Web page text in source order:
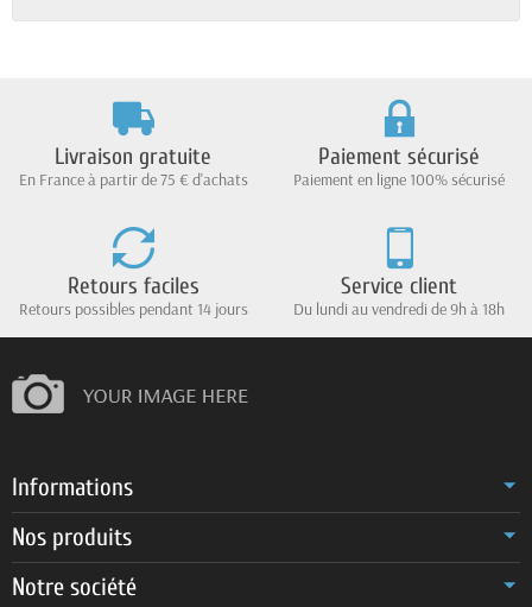
Livraison gratuite
En France à partir de 75 € d'achats
Paiement sécurisé
Paiement en ligne 100% sécurisé
Retours faciles
Retours possibles pendant 14 jours
Service client
Du lundi au vendredi de 9h à 18h
Informations
Nos produits
Notre société